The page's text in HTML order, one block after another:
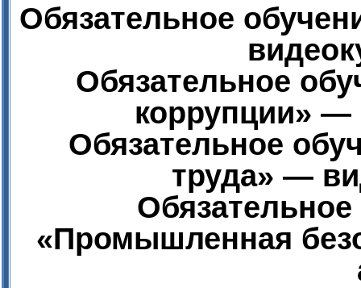
Обязательное
Обязательное
коррупции» —
Обязательное
труда» —
«Промышленная